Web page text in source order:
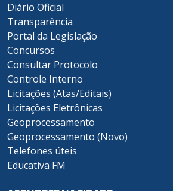
Diário Oficial
Transparência
Portal da Legislação
Concursos
Consultar Protocolo
Controle Interno
Licitações (Atas/Editais)
Licitações Eletrônicas
Geoprocessamento
Geoprocessamento (Novo)
Telefones úteis
Educativa FM